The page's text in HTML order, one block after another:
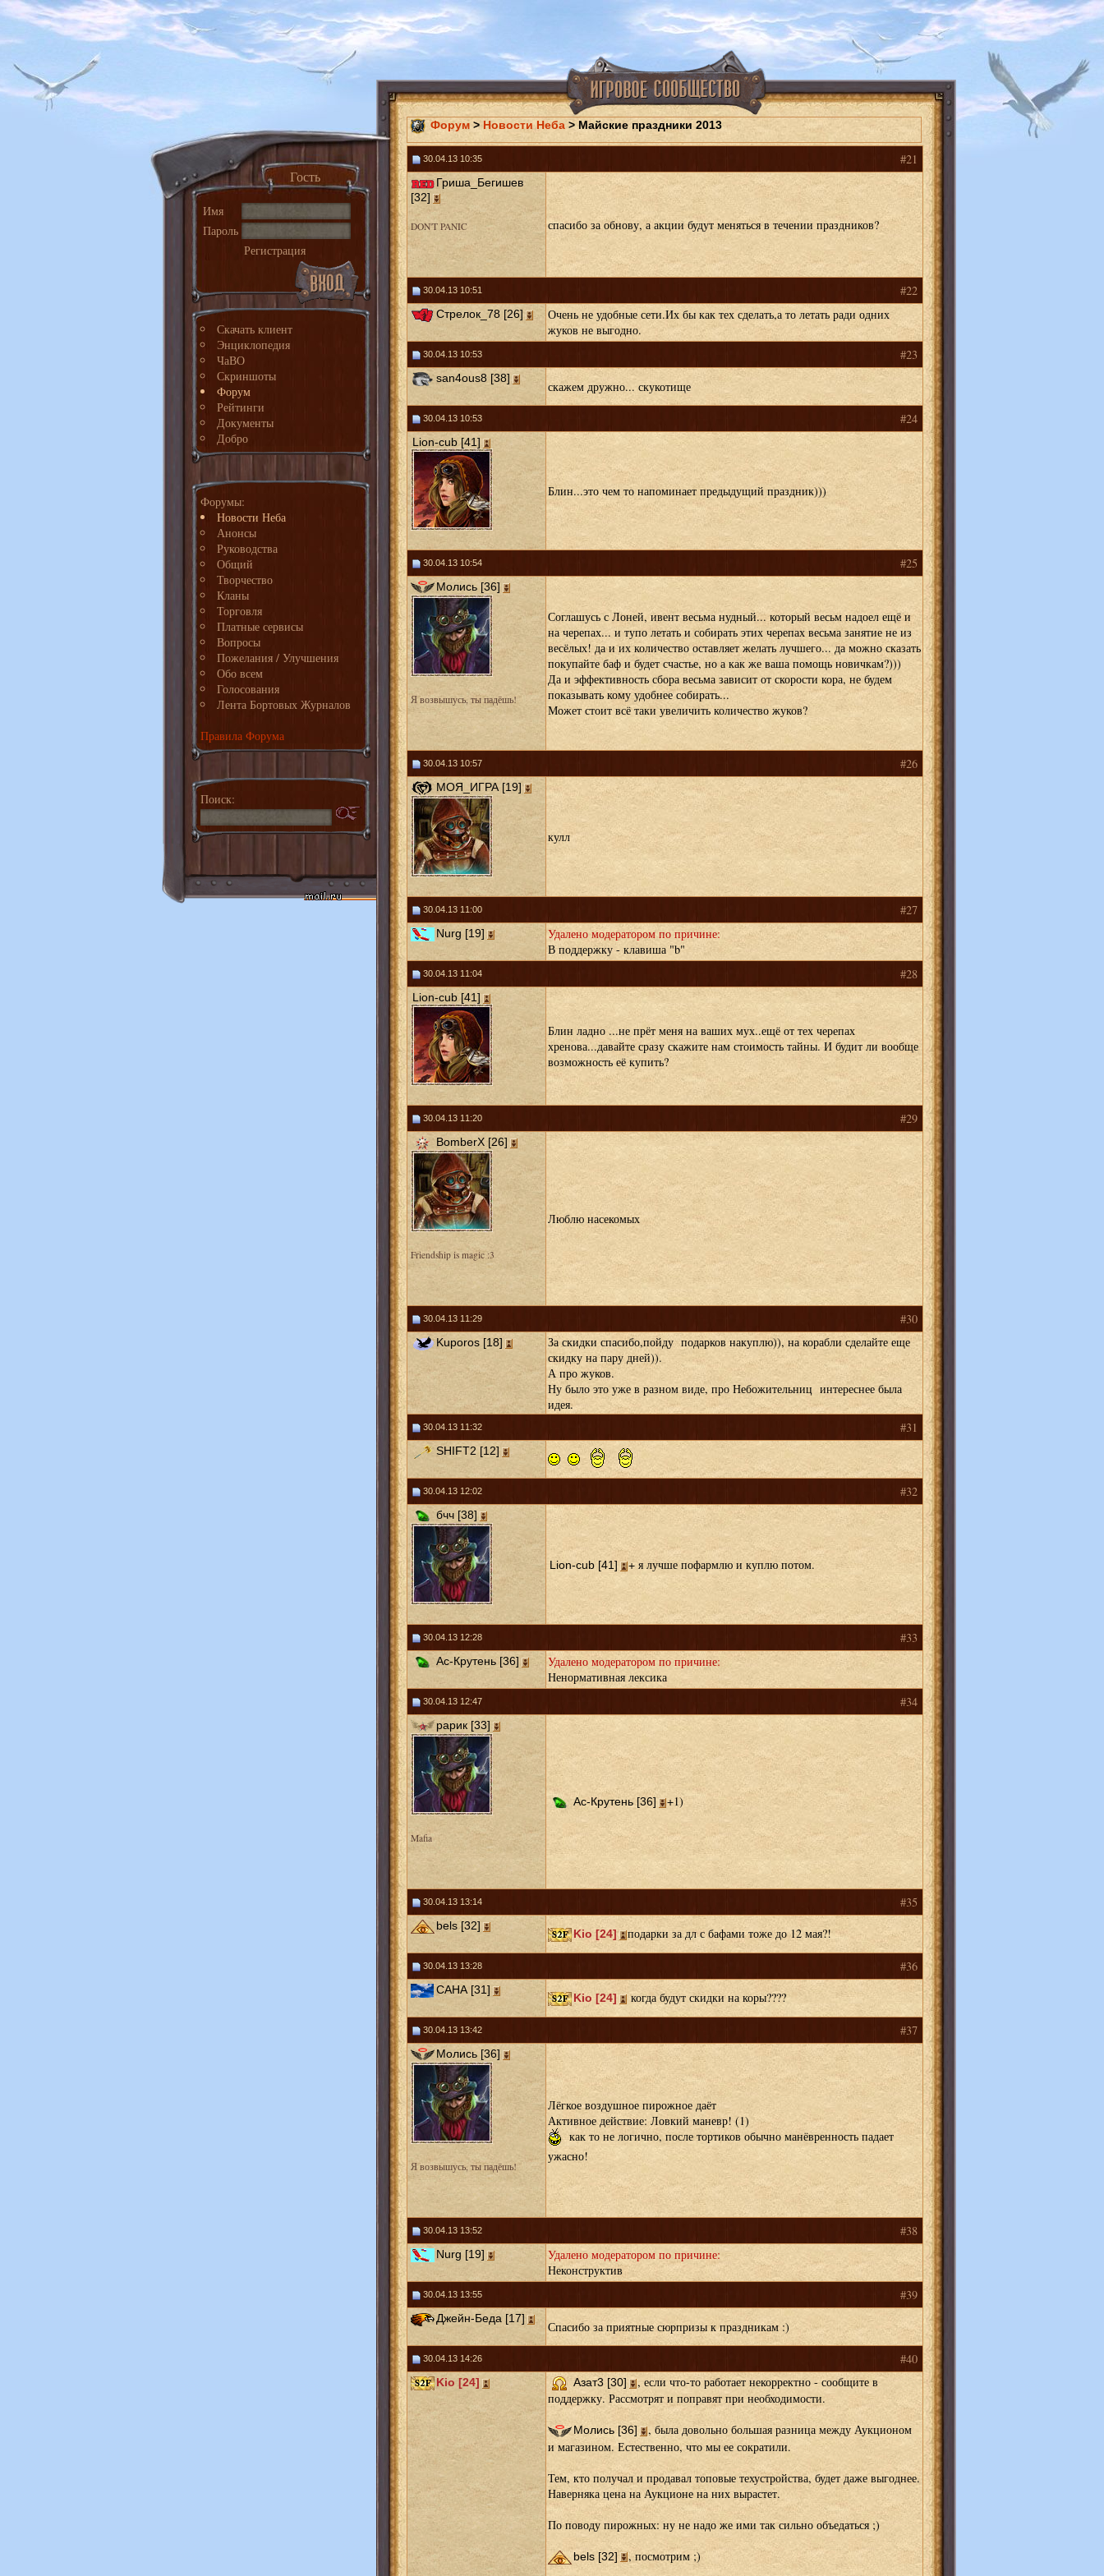
Гость
Имя
Пароль
Регистрация
Скачать клиент
Энциклопедия
ЧаВО
Скриншоты
Форум
Рейтинги
Документы
Добро
Форумы:
Новости Неба
Анонсы
Руководства
Общий
Творчество
Кланы
Торговля
Платные сервисы
Вопросы
Пожелания / Улучшения
Обо всем
Голосования
Лента Бортовых Журналов
Правила Форума
Поиск:
Форум> Новости Неба> Майские праздники 2013
30.04.13 10:35 #21
Гриша_Бегишев
[32]
DON'T PANIC спасибо за обнову, а акции будут меняться в течении праздников?
30.04.13 10:51 #22
Стрелок_78 [26]
Очень не удобные сети.Их бы как тех сделать,а то летать ради одних
жуков не выгодно.
30.04.13 10:53 #23
san4ous8 [38]
скажем дружно... скукотище
30.04.13 10:53 #24
Lion-cub [41]
Блин...это чем то напоминает предыдущий праздник)))
30.04.13 10:54 #25
Молись [36]
Я возвышусь, ты падёшь!
Соглашусь с Лоней, ивент весьма нудный... который весьм надоел ещё и
на черепах... и тупо летать и собирать этих черепах весьма занятие не из
весёлых! да и их количество оставляет желать лучшего... да можно сказать
покупайте баф и будет счастье, но а как же ваша помощь новичкам?)))
Да и эффективность сбора весьма зависит от скорости кора, не будем
показывать кому удобнее собирать...
Может стоит всё таки увеличить количество жуков?
30.04.13 10:57 #26
МОЯ_ИГРА [19]
кулл
30.04.13 11:00 #27
Nurg [19]
Удалено модератором по причине:
В поддержку - клавиша "b"
30.04.13 11:04 #28
Lion-cub [41]
Блин ладно ...не прёт меня на ваших мух..ещё от тех черепах
хренова...давайте сразу скажите нам стоимость тайны. И будит ли вообще
возможность её купить?
30.04.13 11:20 #29
BomberX [26]
Friendship is magic :3
Люблю насекомых
30.04.13 11:29 #30
Kuporos [18]
За скидки спасибо,пойду подарков накуплю)), на корабли сделайте еще
скидку на пару дней)).
А про жуков.
Ну было это уже в разном виде, про Небожительниц интереснее была
идея.
30.04.13 11:32 #31
SHIFT2 [12]
30.04.13 12:02 #32
бчч [38]
Lion-cub [41] + я лучше пофармлю и куплю потом.
30.04.13 12:28 #33
Ас-Крутень [36]
Удалено модератором по причине:
Ненормативная лексика
30.04.13 12:47 #34
рарик [33]
Mafia
Ас-Крутень [36] +1)
30.04.13 13:14 #35
bels [32]
Kio [24] подарки за дл с бафами тоже до 12 мая?!
30.04.13 13:28 #36
САНА [31]
Kio [24] когда будут скидки на коры????
30.04.13 13:42 #37
Молись [36]
Я возвышусь, ты падёшь!
Лёгкое воздушное пирожное даёт
Активное действие: Ловкий маневр! (1)
как то не логично, после тортиков обычно манёвренность падает
ужасно!
30.04.13 13:52 #38
Nurg [19]
Удалено модератором по причине:
Неконструктив
30.04.13 13:55 #39
Джейн-Беда [17]
Спасибо за приятные сюрпризы к праздникам :)
30.04.13 14:26 #40
Kio [24] Азат3 [30]
, если что-то работает некорректно - сообщите в
поддержку. Рассмотрят и поправят при необходимости.
Молись [36]
, была довольно большая разница между Аукционом
и магазином. Естественно, что мы ее сократили.
Тем, кто получал и продавал топовые техустройства, будет даже выгоднее.
Наверняка цена на Аукционе на них вырастет.
По поводу пирожных: ну не надо же ими так сильно объедаться ;)
bels [32] , посмотрим ;)